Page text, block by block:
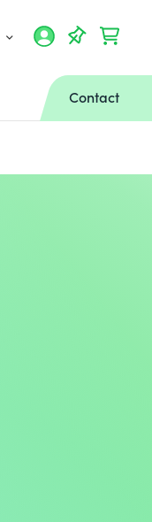
Contact